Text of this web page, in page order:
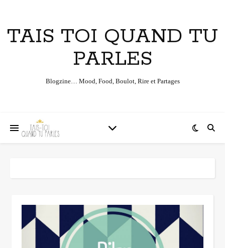
TAIS TOI QUAND TU
PARLES
Blogzine… Mood, Food, Boulot, Rire et Partages